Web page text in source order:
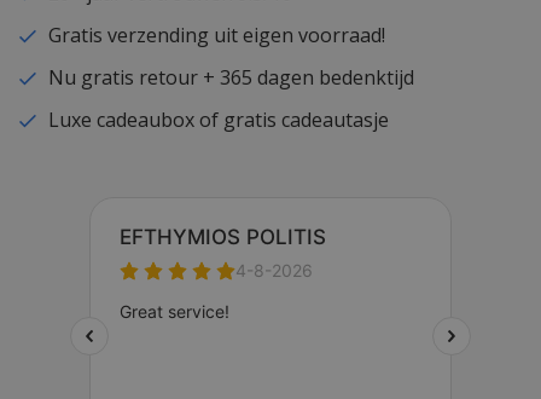
Gratis verzending uit eigen voorraad!
Nu gratis retour + 365 dagen bedenktijd
Luxe cadeaubox of gratis cadeautasje